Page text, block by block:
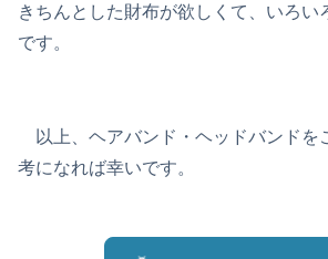
きちんとした財布が欲しくて、いろい
です。
以上、ヘアバンド・ヘッドバンドを
考になれば幸いです。